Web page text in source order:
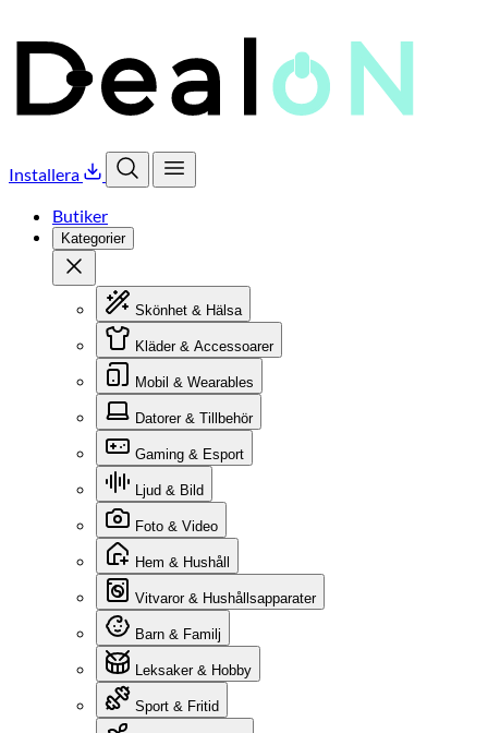
Installera
Öppna sökÖppna meny
Butiker
Kategorier
Stäng
Skönhet & Hälsa
Kläder & Accessoarer
Mobil & Wearables
Datorer & Tillbehör
Gaming & Esport
Ljud & Bild
Foto & Video
Hem & Hushåll
Vitvaror & Hushållsapparater
Barn & Familj
Leksaker & Hobby
Sport & Fritid